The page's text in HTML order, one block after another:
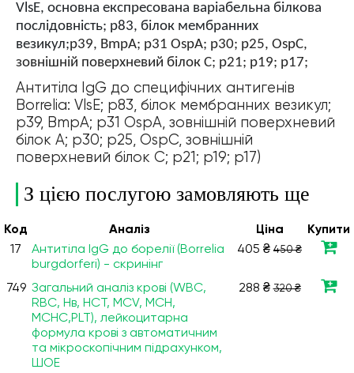
VlsE, основна експресована варіабельна білкова
послідовність; р83, білок мембранних
везикул;р39, BmpA; р31 OspA; р30; р25, OspC,
зовнішній поверхневий білок С; р21; р19; р17;
Антитіла IgG до специфічних антигенів
Borrelia: VlsE; р83, білок мембранних везикул;
р39, BmpA; р31 OspA, зовнішній поверхневий
білок А; р30; р25, OspC, зовнішній
поверхневий білок С; р21; р19; р17)
З цією послугою замовляють ще
Код Аналiз Ціна
Купити
17
Антитіла IgG до борелії (Borrelia
burgdorferi) - скринінг
405 ₴ 450 ₴
749 Загальний аналіз крові (WBC,
RBC, Нв, HCT, MCV, МСН,
МСНС,PLT), лейкоцитарна
формула крові з автоматичним
та мікроскопічним підрахунком,
ШОЕ
288 ₴320 ₴